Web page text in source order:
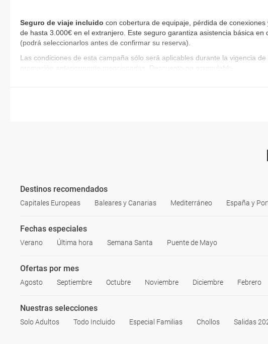
Seguro de viaje incluido con cobertura de equipaje, pérdida de
de hasta 3.000€ en el extranjero. Este seguro garantiza asistencia básica
(podrá seleccionarlos antes de confirmar su reserva)
Las condiciones de esta campaña sólo será aplicables durante la vigencia
promoción anteriormente mencionadas. Descuento no acumulable.
Destinos recomendados
Capitales Europeas Baleares y Canarias Mediterráneo España y
Fechas especiales
Verano Última hora Semana Santa Puente de Mayo
Ofertas por mes
Agosto Septiembre Octubre Noviembre Diciembre Febrero
Nuestras selecciones
Solo Adultos Todo Incluido Especial Familias Chollos Salidas